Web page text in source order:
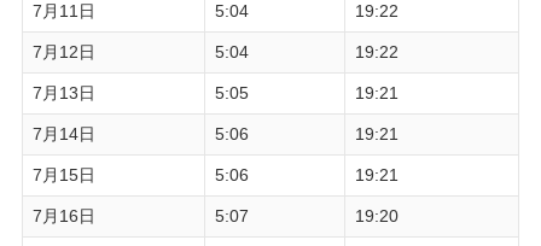
7月11日 5:04 19:22
7月12日 5:04 19:22
7月13日 5:05 19:21
7月14日 5:06 19:21
7月15日 5:06 19:21
7月16日 5:07 19:20